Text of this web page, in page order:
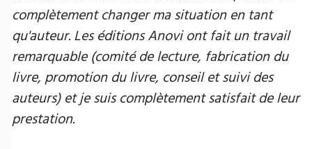
complètement changer ma situation en tant
qu'auteur. Les éditions Anovi ont fait un travail
remarquable (comité de lecture, fabrication du
livre, promotion du livre, conseil et suivi des
auteurs) et je suis complètement satisfait de leur
prestation.